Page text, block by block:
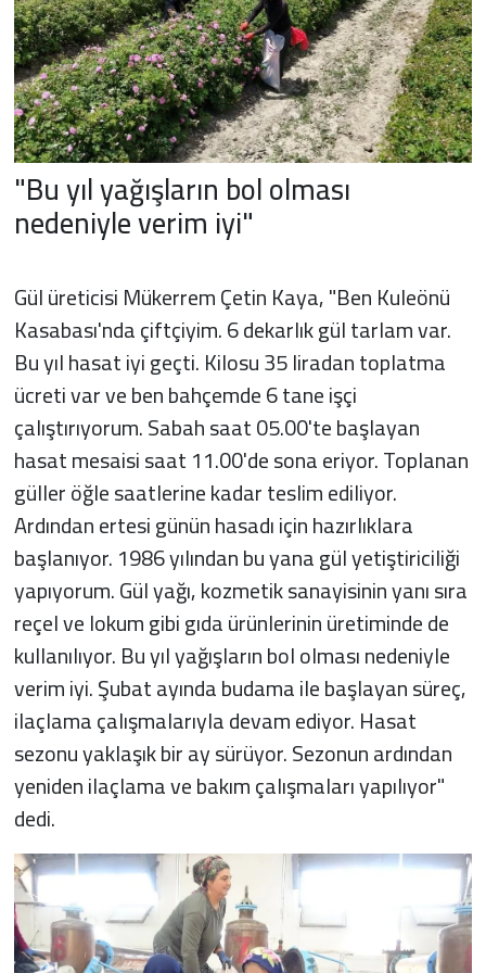
"Bu yıl yağışların bol olması
nedeniyle verim iyi"
Gül üreticisi Mükerrem Çetin Kaya, "Ben Kuleönü
Kasabası'nda çiftçiyim. 6 dekarlık gül tarlam var.
Bu yıl hasat iyi geçti. Kilosu 35 liradan toplatma
ücreti var ve ben bahçemde 6 tane işçi
çalıştırıyorum. Sabah saat 05.00'te başlayan
hasat mesaisi saat 11.00'de sona eriyor. Toplanan
güller öğle saatlerine kadar teslim ediliyor.
Ardından ertesi günün hasadı için hazırlıklara
başlanıyor. 1986 yılından bu yana gül yetiştiriciliği
yapıyorum. Gül yağı, kozmetik sanayisinin yanı sıra
reçel ve lokum gibi gıda ürünlerinin üretiminde de
kullanılıyor. Bu yıl yağışların bol olması nedeniyle
verim iyi. Şubat ayında budama ile başlayan süreç,
ilaçlama çalışmalarıyla devam ediyor. Hasat
sezonu yaklaşık bir ay sürüyor. Sezonun ardından
yeniden ilaçlama ve bakım çalışmaları yapılıyor"
dedi.